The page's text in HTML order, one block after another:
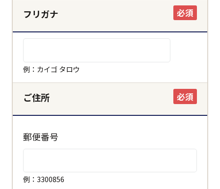
フリガナ 必須
例：カイゴ タロウ
ご住所 必須
郵便番号
例：3300856